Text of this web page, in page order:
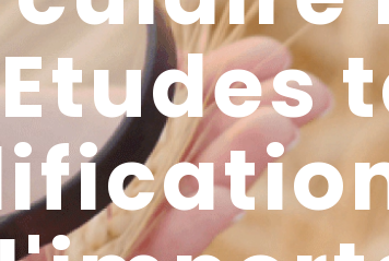
Etudes